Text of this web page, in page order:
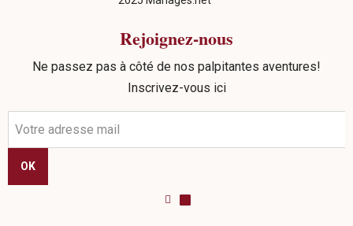
Rejoignez-nous
Ne passez pas à côté de nos palpitantes aventures!
Inscrivez-vous ici
OK